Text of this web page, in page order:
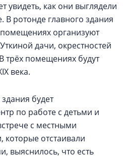
увидеть, как они выглядели
В ротонде главного здания
организуют
дачи, окрестностей
трёх помещениях будут
века.
будет
по работе с детьми и
с местными
которые отстаивали
выяснилось, что есть